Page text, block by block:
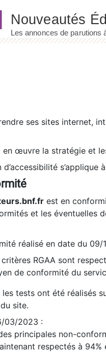
rendre ses sites internet,
œuvre la stratégie et
est en
et les éventuelles
réalisé en date du
RGAA sont
de conformité du
les tests ont été réalisés
site.
03/2023 :
principales non-
respectés à